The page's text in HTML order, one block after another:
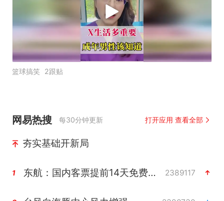
篮球搞笑 2跟贴
网易热搜 每30分钟更新 打开应用 查看全部
夯实基础开新局
1 东航：国内客票提前14天免费退改 2389117